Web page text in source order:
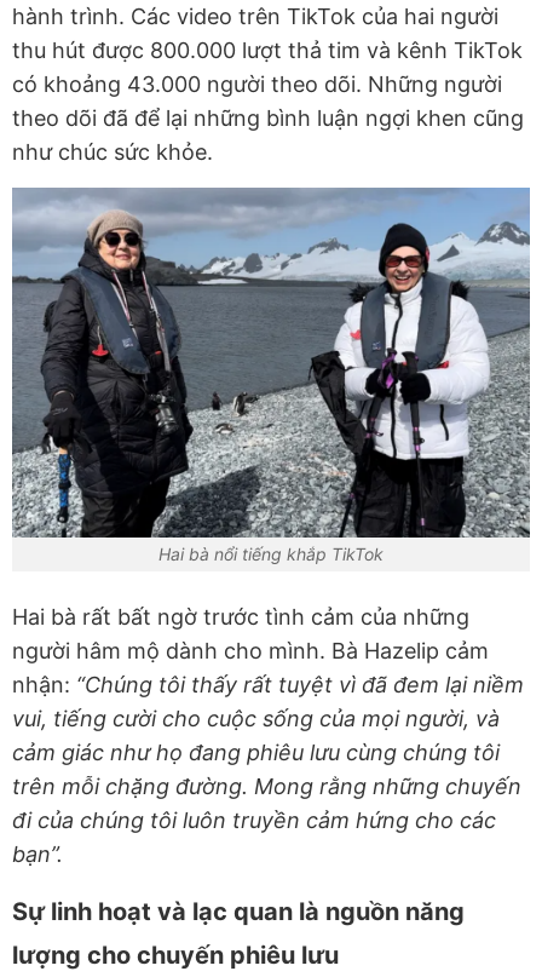
hành trình. Các video trên TikTok của hai người
thu hút được 800.000 lượt thả tim và kênh TikTok
có khoảng 43.000 người theo dõi. Những người
theo dõi đã để lại những bình luận ngợi khen cũng
như chúc sức khỏe.
Hai bà nổi tiếng khắp TikTok
Hai bà rất bất ngờ trước tình cảm của những
người hâm mộ dành cho mình. Bà Hazelip cảm
nhận: “Chúng tôi thấy rất tuyệt vì đã đem lại niềm
vui, tiếng cười cho cuộc sống của mọi người, và
cảm giác như họ đang phiêu lưu cùng chúng tôi
trên mỗi chặng đường. Mong rằng những chuyến
đi của chúng tôi luôn truyền cảm hứng cho các
bạn”.
Sự linh hoạt và lạc quan là nguồn năng
lượng cho chuyến phiêu lưu